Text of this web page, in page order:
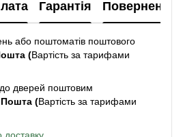
Гарантія Повернення
або поштоматів поштового
(Вартість за тарифами
дверей поштовим
(Вартість за тарифами
доставку